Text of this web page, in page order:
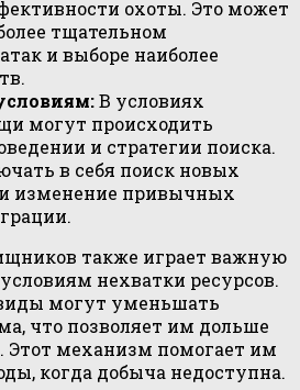
охоты. Это может
тщательном
и выборе наиболее
В условиях
могут происходить
и стратегии поиска.
в себя поиск новых
изменение привычных
также играет важную
нехватки ресурсов.
могут уменьшать
что позволяет им дольше
Этот механизм помогает им
когда добыча недоступна.